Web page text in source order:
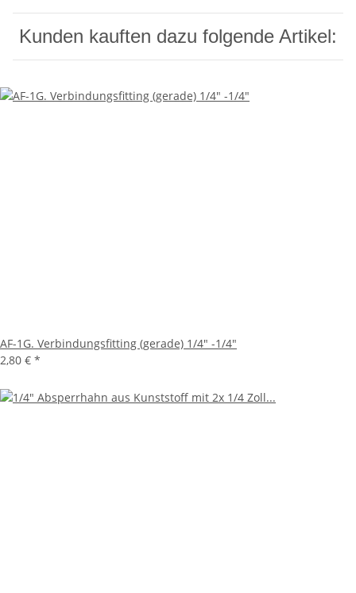
Kunden kauften dazu folgende Artikel:
AF-1G. Verbindungsfitting (gerade) 1/4" -1/4"
2,80 € *